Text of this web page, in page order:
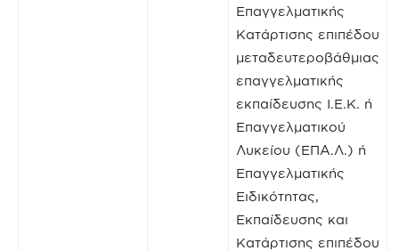
Επαγγελματικής
Κατάρτισης επιπέδου
μεταδευτεροβάθμιας
επαγγελματικής
εκπαίδευσης Ι.Ε.Κ. ή
Επαγγελματικού
Λυκείου (ΕΠΑ.Λ.) ή
Επαγγελματικής
Ειδικότητας,
Εκπαίδευσης και
Κατάρτισης επιπέδου